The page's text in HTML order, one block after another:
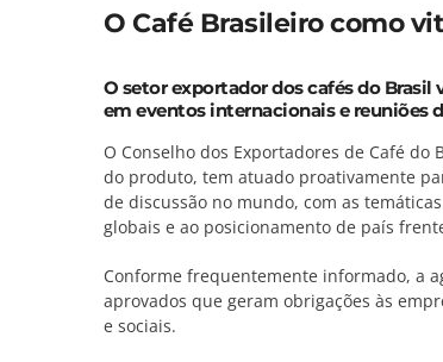
O Café Brasileiro como
O setor exportador dos cafés do
em eventos internacionais e reuniões
O Conselho dos Exportadores de Café
do produto, tem atuado proativamente
de discussão no mundo, com as
globais e ao posicionamento de país
Conforme frequentemente informado, a
aprovados que geram obrigações às
e sociais.